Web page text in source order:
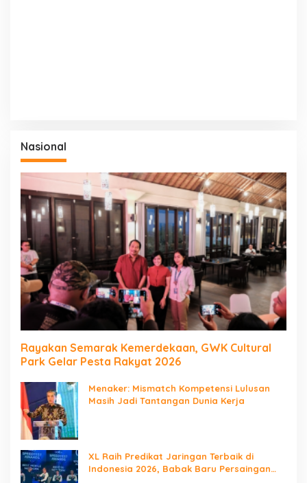
Nasional
Rayakan Semarak Kemerdekaan, GWK Cultural
Park Gelar Pesta Rakyat 2026
Menaker: Mismatch Kompetensi Lulusan
Masih Jadi Tantangan Dunia Kerja
XL Raih Predikat Jaringan Terbaik di
Indonesia 2026, Babak Baru Persaingan